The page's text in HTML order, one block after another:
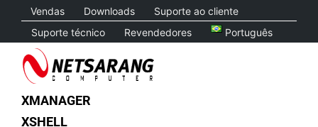
content
Vendas Downloads
Suporte ao cliente
Suporte técnico
Revendedores Português
XMANAGER
XSHELL